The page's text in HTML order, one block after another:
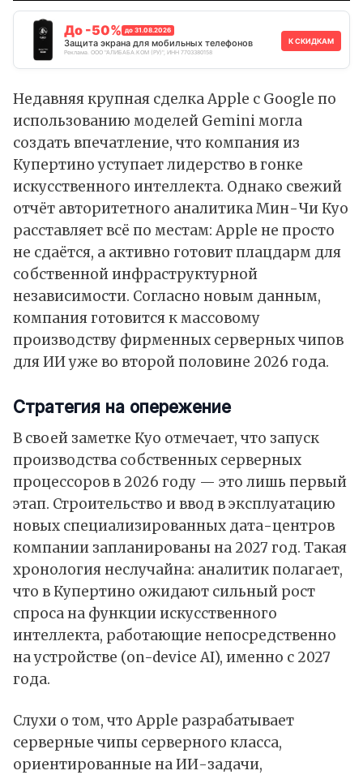
До -50% до 31.08.2026
Защита экрана для мобильных телефонов
Реклама. ООО "АЛИБАБА.КОМ (РУ)", ИНН 7703380158
К СКИДКАМ
Недавняя крупная сделка Apple с Google по
использованию моделей Gemini могла
создать впечатление, что компания из
Купертино уступает лидерство в гонке
искусственного интеллекта. Однако свежий
отчёт авторитетного аналитика Мин-Чи Куо
расставляет всё по местам: Apple не просто
не сдаётся, а активно готовит плацдарм для
собственной инфраструктурной
независимости. Согласно новым данным,
компания готовится к массовому
производству фирменных серверных чипов
для ИИ уже во второй половине 2026 года.
Стратегия на опережение
В своей заметке Куо отмечает, что запуск
производства собственных серверных
процессоров в 2026 году — это лишь первый
этап. Строительство и ввод в эксплуатацию
новых специализированных дата-центров
компании запланированы на 2027 год. Такая
хронология неслучайна: аналитик полагает,
что в Купертино ожидают сильный рост
спроса на функции искусственного
интеллекта, работающие непосредственно
на устройстве (on-device AI), именно с 2027
года.
Слухи о том, что Apple разрабатывает
серверные чипы серверного класса,
ориентированные на ИИ-задачи,